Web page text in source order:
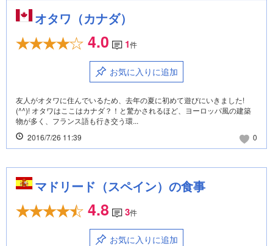
オタワ（カナダ）
4.0 1件
お気に入りに追加
友人がオタワに住んでいるため、去年の夏に初めて遊びにいきました!
(^^)! オタワはここはカナダ？！と驚かされるほど、ヨーロッパ風の建築
物が多く、フランス語も行き交う環...
2016/7/26 11:39
0
マドリード（スペイン）の食事
4.8 3件
お気に入りに追加